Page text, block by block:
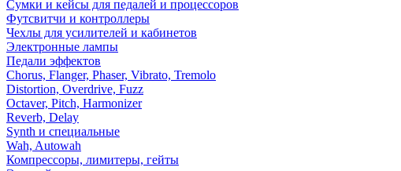
Сумки и кейсы для педалей и процессоров
Футсвитчи и контроллеры
Чехлы для усилителей и кабинетов
Электронные лампы
Педали эффектов
Chorus, Flanger, Phaser, Vibrato, Tremolo
Distortion, Overdrive, Fuzz
Octaver, Pitch, Harmonizer
Reverb, Delay
Synth и специальные
Wah, Autowah
Компрессоры, лимитеры, гейты